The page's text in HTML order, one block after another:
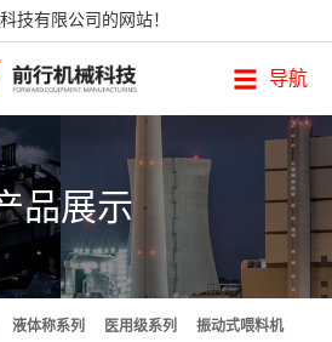
技有限公司的网站！
导航
品展示
液体称系列 医用级系列 振动式喂料机